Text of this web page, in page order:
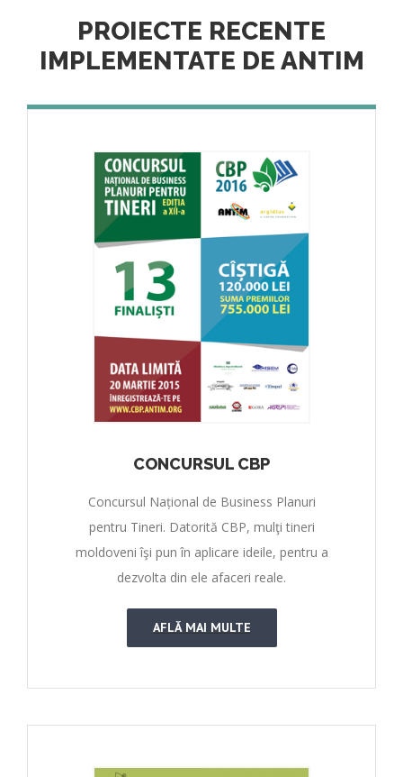
PROIECTE RECENTE
IMPLEMENTATE DE ANTIM
CONCURSUL CBP
Concursul Național de Business Planuri
pentru Tineri. Datorită CBP, mulţi tineri
moldoveni îşi pun în aplicare ideile, pentru a
dezvolta din ele afaceri reale.
AFLĂ MAI MULTE